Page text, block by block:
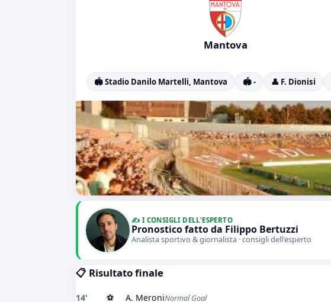
Mantova
🏟️ Stadio Danilo Martelli, Mantova 🏟️ - 👤 F. Dionisi
✍️ I CONSIGLI DELL'ESPERTO
Pronostico fatto da Filippo Bertuzzi
Analista sportivo & giornalista · consigli dell'esperto
📋 Risultato finale
14' ⚽ A. MeroniNormal Goal